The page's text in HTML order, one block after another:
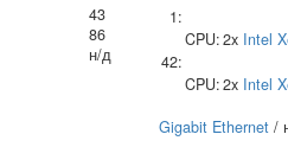
43
86
н/д
1:
CPU:2x Intel
42:
CPU:2x Intel
Gigabit Ethernet /